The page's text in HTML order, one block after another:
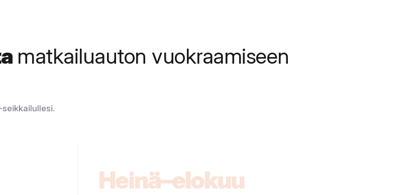
matkailuauton vuokraamiseen
Heinä–elokuu